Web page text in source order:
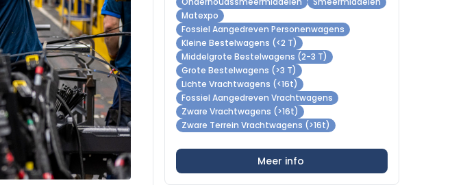
Matexpo
Fossiel Aangedreven Personenwagens
Kleine Bestelwagens (<2 T)
Middelgrote Bestelwagens (2-3 T)
Grote Bestelwagens (>3 T)
Lichte Vrachtwagens (<16t)
Fossiel Aangedreven Vrachtwagens
Zware Vrachtwagens (>16t)
Zware Terrein Vrachtwagens (>16t)
Meer info